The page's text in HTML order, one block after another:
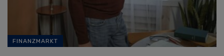
FINANZMARKT